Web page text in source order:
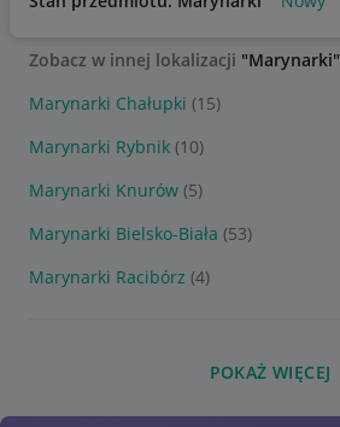
Zobacz w innej lokalizacji "Marynarki"
Marynarki Chałupki (15)
Marynarki Rybnik (10)
Marynarki Knurów (5)
Marynarki Bielsko-Biała (53)
Marynarki Racibórz (4)
POKAŻ WIĘCEJ